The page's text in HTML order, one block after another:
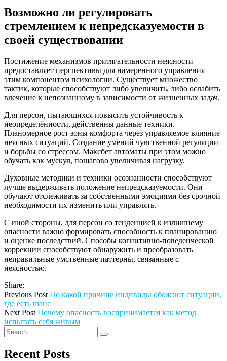
Возможно ли регулировать
стремлением к непредсказуемости в
своей существовании
Постижение механизмов притягательности неясности
предоставляет перспективы для намеренного управления
этим компонентом психологии. Существует множество
тактик, которые способствуют либо увеличить, либо ослабить
влечение к непознанному в зависимости от жизненных задач.
Для персон, пытающихся повысить устойчивость к
неопределённости, действенны данные техники.
Планомерное рост зоны комфорта через управляемое влияние
неясных ситуаций. Создание умений чувственной регуляции
и борьбы со стрессом. Максбет автоматы при этом можно
обучать как мускул, пошагово увеличивая нагрузку.
Духовные методики и техники осознанности способствуют
лучше выдерживать положение непредсказуемости. Они
обучают отслеживать за собственными эмоциями без срочной
необходимости их изменить или управлять.
С иной стороны, для персон со тенденцией к излишнему
опасности важно формировать способность к планированию
и оценке последствий. Способы когнитивно-поведенческой
коррекции способствуют обнаружить и преобразовать
неправильные умственные паттерны, связанные с
неясностью.
Share:
Previous Post По какой причине индивиды обожают ситуации,
где есть шанс
Next Post Почему опасность воспринимается как метод
испытать себя живым
Recent Posts